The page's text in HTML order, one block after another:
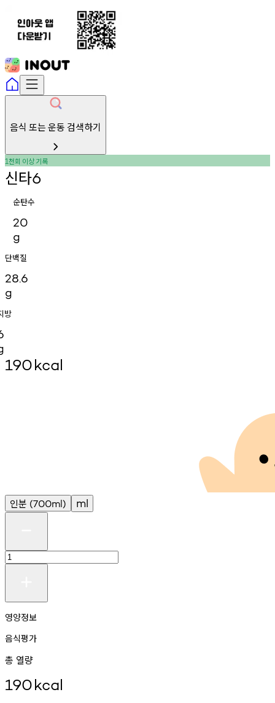
음식 또는 운동 검색하기
1천회 이상기록
신타6
순탄수
20
g
단백질
28.6
g
방
190kcal
인분 (700ml) ml
영양정보
음식평가
총 열량
190kcal